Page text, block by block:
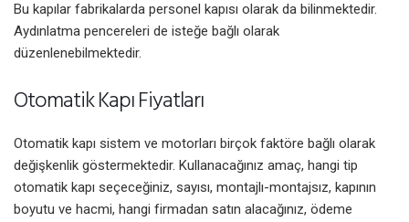
Bu kapılar fabrikalarda personel kapısı olarak da bilinmektedir.
Aydınlatma pencereleri de isteğe bağlı olarak
düzenlenebilmektedir.
Otomatik Kapı Fiyatları
Otomatik kapı sistem ve motorları birçok faktöre bağlı olarak
değişkenlik göstermektedir. Kullanacağınız amaç, hangi tip
otomatik kapı seçeceğiniz, sayısı, montajlı-montajsız, kapının
boyutu ve hacmi, hangi firmadan satın alacağınız, ödeme